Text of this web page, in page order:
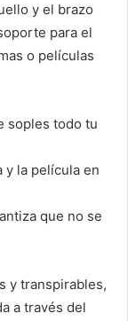
y el brazo
para el
o películas
soples todo tu
y la película en
que no se
y transpirables,
a través del